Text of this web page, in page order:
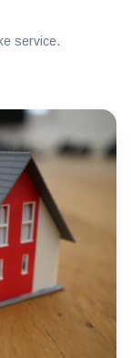
service.